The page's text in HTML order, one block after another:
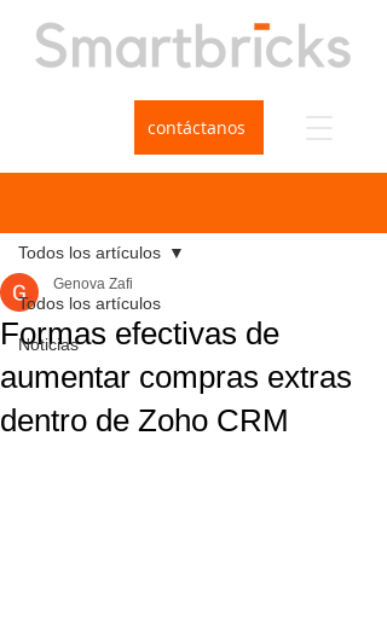
contáctanos
Todos los artículos
Noticias
Todos los artículos
Formas efectivas de
aumentar compras extras
dentro de Zoho CRM
Genova Zafi